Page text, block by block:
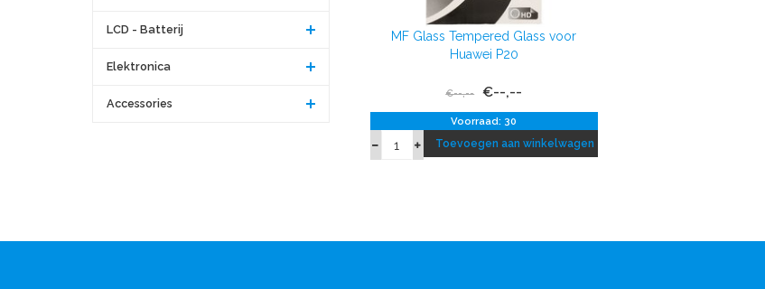
LCD - Batterij
Elektronica
Accessories
MF Glass Tempered Glass voor
Huawei P20
€--,-- €--,--
Voorraad: 30
Toevoegen aan winkelwagen